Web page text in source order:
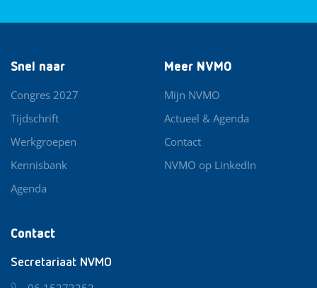
Contact
Secretariaat NVMO
Snel naar
Congres 2027
Tijdschrift
Werkgroepen
Kennisbank
Agenda
Meer NVMO
Mijn NVMO
Actueel & Agenda
Contact
NVMO op LinkedIn